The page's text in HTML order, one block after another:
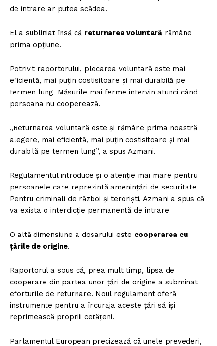
Un proiect
FREEDOM HOUSE ROMÂNIA
PRESShub
Despre noi / Echipa
Proiecte editoriale
Rețea
de intrare ar putea scădea.
El a subliniat însă că returnarea voluntară rămâne
prima opțiune.
Potrivit raportorului, plecarea voluntară este mai
eficientă, mai puțin costisitoare și mai durabilă pe
termen lung. Măsurile mai ferme intervin atunci când
persoana nu cooperează.
„Returnarea voluntară este și rămâne prima noastră
alegere, mai eficientă, mai puțin costisitoare și mai
durabilă pe termen lung”, a spus Azmani.
Regulamentul introduce și o atenție mai mare pentru
persoanele care reprezintă amenințări de securitate.
Pentru criminali de război și teroriști, Azmani a spus că
va exista o interdicție permanentă de intrare.
O altă dimensiune a dosarului este cooperarea cu
țările de origine.
Raportorul a spus că, prea mult timp, lipsa de
cooperare din partea unor țări de origine a subminat
eforturile de returnare. Noul regulament oferă
instrumente pentru a încuraja aceste țări să își
reprimească propriii cetățeni.
Parlamentul European precizează că unele prevederi,